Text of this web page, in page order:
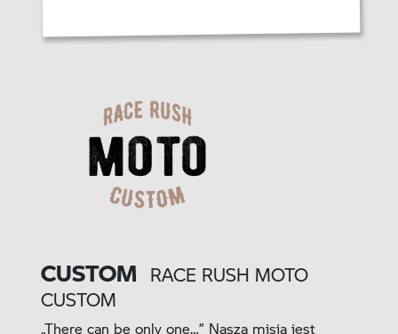
CUSTOM
RACE RUSH MOTO
CUSTOM
„There can be only one…” Naszą misją jest